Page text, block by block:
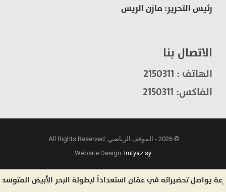
رئيس التحرير: مازن الريس
الاتصال بنا
الهاتف : 2150311
الفاكس: 2150311
© 2026 - الموقف الرياضي. All Rights Reserved.
Website Design:Imtyaz.sy
تحضيراته في عمّان استعداداً لبطولة البحر الأبيض المتوسط